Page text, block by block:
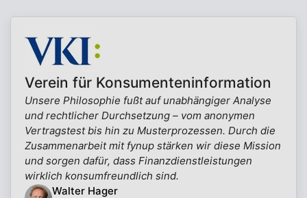
Verein für Konsumenteninformation
Unsere Philosophie fußt auf unabhängiger Analyse
und rechtlicher Durchsetzung – vom anonymen
Vertragstest bis hin zu Musterprozessen. Durch die
Zusammenarbeit mit fynup stärken wir diese Mission
und sorgen dafür, dass Finanzdienstleistungen
wirklich konsumfreundlich sind.
Walter Hager